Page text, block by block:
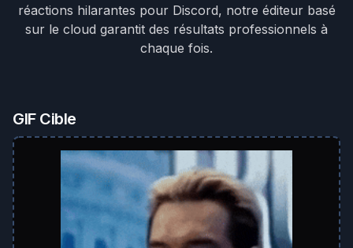
réactions hilarantes pour Discord, notre éditeur basé
sur le cloud garantit des résultats professionnels à
chaque fois.
GIF Cible